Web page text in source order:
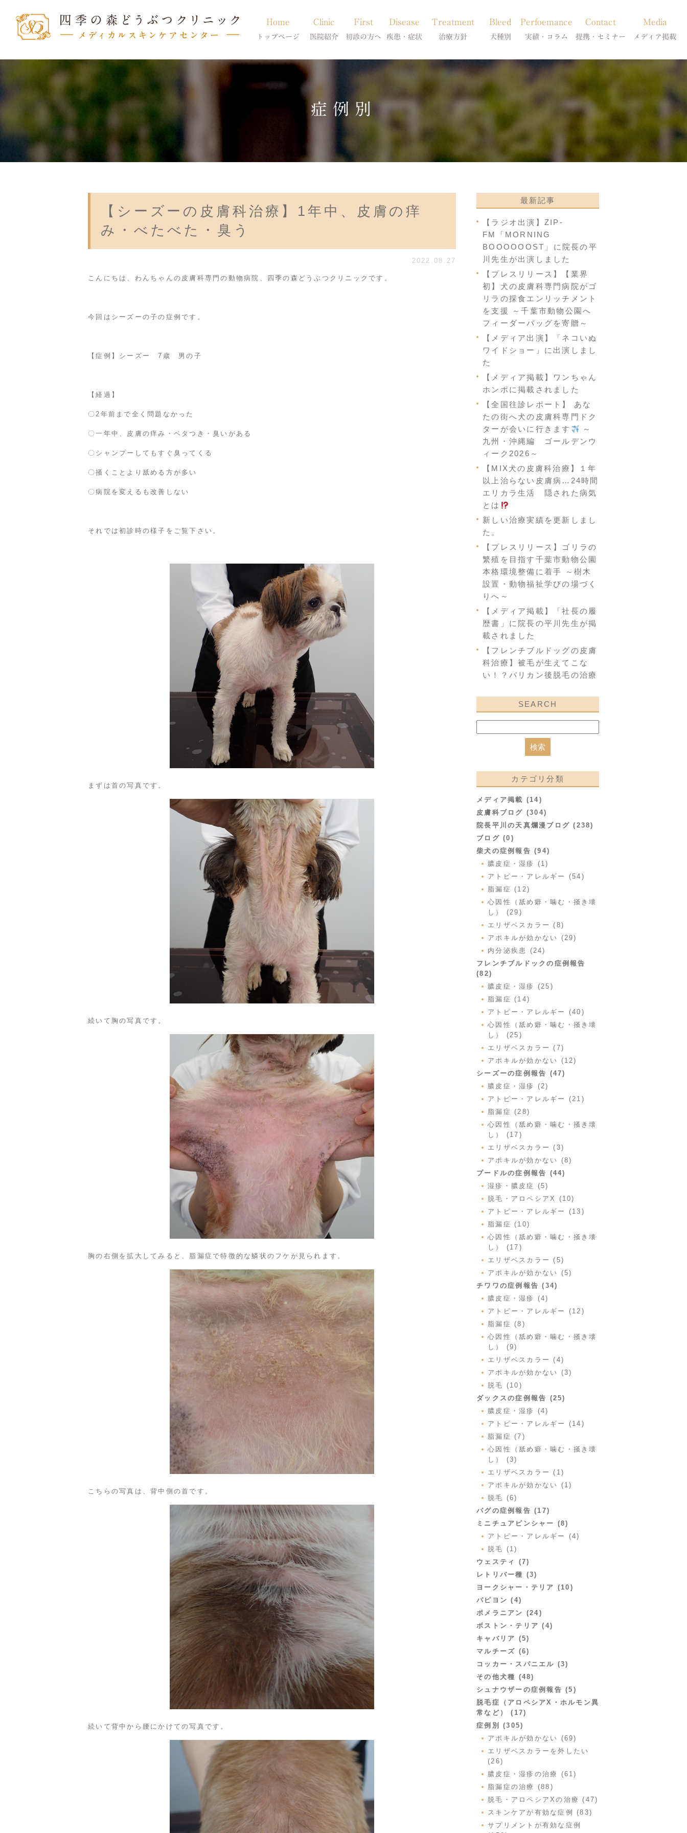
Home
トップページ
Clinic
医院紹介
当院のご紹介
獣医師紹介
First
初診の方へ
初診の方へ
Disease
疾患・症状
アトピー・アレルギー
膿皮症・脂漏症
脱毛症・アロペシアX
アポキルが効かない皮膚病
Treatment
治療方針
体質改善・食事療法
Bleed
犬種別
柴犬の皮膚病
シーズーの皮膚病
フレンチブルドッグの皮膚病
トイプードルの皮膚病
Perfoemance
実績・コラム
症状別
コラム「皮膚科のいろは」
Contact
提携・セミナー
診療提携・セミナー開催
Media
メディア掲載
症例別
【シーズーの皮膚科治療】1年中、皮膚の痒
み・べたべた・臭う
2022.08.27
こんにちは、わんちゃんの皮膚科専門の動物病院、四季の森どうぶつクリニックです。
今回はシーズーの子の症例です。
【症例】シーズー 7歳 男の子
【経過】
〇2年前まで全く問題なかった
〇一年中、皮膚の痒み・ベタつき・臭いがある
〇シャンプーしてもすぐ臭ってくる
〇掻くことより舐める方が多い
〇病院を変えるも改善しない
それでは初診時の様子をご覧下さい。
まずは首の写真です。
続いて胸の写真です。
胸の右側を拡大してみると、脂漏症で特徴的な鱗状のフケが見られます。
こちらの写真は、背中側の首です。
続いて背中から腰にかけての写真です。
最新記事
【ラジオ出演】ZIP-
FM「MORNING
BOOOOOOST」に院長の平
川先生が出演しました
【プレスリリース】【業界
初】犬の皮膚科専門病院がゴ
リラの採食エンリッチメント
を支援 ～千葉市動物公園へ
フィーダーバッグを寄贈～
【メディア出演】「ネコいぬ
ワイドショー」に出演しまし
た
【メディア掲載】ワンちゃん
ホンポに掲載されました
【全国往診レポート】 あな
たの街へ犬の皮膚科専門ドク
ターが会いに行きます
～
九州・沖縄編 ゴールデンウ
ィーク2026～
【MIX犬の皮膚科治療】１年
以上治らない皮膚病…24時間
エリカラ生活 隠された病気
とは
新しい治療実績を更新しまし
た。
【プレスリリース】ゴリラの
繁殖を目指す千葉市動物公園
本格環境整備に着手 ～樹木
設置・動物福祉学びの場づく
りへ～
【メディア掲載】「社長の履
歴書」に院長の平川先生が掲
載されました
【フレンチブルドッグの皮膚
科治療】被毛が生えてこな
い！？バリカン後脱毛の治療
SEARCH
カテゴリ分類
メディア掲載 (14)
皮膚科ブログ (304)
院長平川の天真爛漫ブログ (238)
ブログ (0)
柴犬の症例報告 (94)
膿皮症・湿疹 (1)
アトピー・アレルギー (54)
脂漏症 (12)
心因性（舐め癖・噛む・掻き壊
し） (29)
エリザベスカラー (8)
アポキルが効かない (29)
内分泌疾患 (24)
フレンチブルドックの症例報告
(82)
膿皮症・湿疹 (25)
脂漏症 (14)
アトピー・アレルギー (40)
心因性（舐め癖・噛む・掻き壊
し） (25)
エリザベスカラー (7)
アポキルが効かない (12)
シーズーの症例報告 (47)
膿皮症・湿疹 (2)
アトピー・アレルギー (21)
脂漏症 (28)
心因性（舐め癖・噛む・掻き壊
し） (17)
エリザベスカラー (3)
アポキルが効かない (8)
プードルの症例報告 (44)
湿疹・膿皮症 (5)
脱毛・アロペシアX (10)
アトピー・アレルギー (13)
脂漏症 (10)
心因性（舐め癖・噛む・掻き壊
し） (17)
エリザベスカラー (5)
アポキルが効かない (5)
チワワの症例報告 (34)
膿皮症・湿疹 (4)
アトピー・アレルギー (12)
脂漏症 (8)
心因性（舐め癖・噛む・掻き壊
し） (9)
エリザベスカラー (4)
アポキルが効かない (3)
脱毛 (10)
ダックスの症例報告 (25)
膿皮症・湿疹 (4)
アトピー・アレルギー (14)
脂漏症 (7)
心因性（舐め癖・噛む・掻き壊
し） (3)
エリザベスカラー (1)
アポキルが効かない (1)
脱毛 (6)
パグの症例報告 (17)
ミニチュアピンシャー (8)
アトピー・アレルギー (4)
脱毛 (1)
ウェスティ (7)
レトリバー種 (3)
ヨークシャー・テリア (10)
パピヨン (4)
ポメラニアン (24)
ボストン・テリア (4)
キャバリア (5)
マルチーズ (6)
コッカー・スパニエル (3)
その他犬種 (48)
シュナウザーの症例報告 (5)
脱毛症（アロペシアX・ホルモン異
常など） (17)
症例別 (305)
アポキルが効かない (69)
エリザベスカラーを外したい
(26)
膿皮症・湿疹の治療 (61)
脂漏症の治療 (88)
脱毛・アロペシアXの治療 (47)
スキンケアが有効な症例 (83)
サプリメントが有効な症例